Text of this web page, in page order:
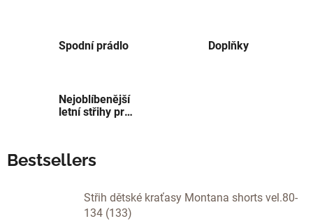
Spodní prádlo Doplňky
Nejoblíbenější
letní střihy pro
Bestsellers
Střih dětské kraťasy Montana shorts vel.80-
134 (133)